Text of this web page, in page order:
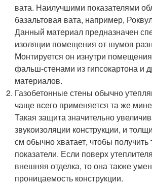
вата. Наилучшими показателями
базальтовая вата, например,
Данный материал предназначен
изоляции помещения от шумов
Монтируется он изнутри
фальш-стенами из гипсокартона и
материалов.
Газобетонные стены обычно
чаще всего применяется та же
Такая защита значительно
звукоизоляции конструкции, и
см обычно хватает, чтобы
показатели. Если поверх
внешняя отделка, то она также
проницаемость конструкции.